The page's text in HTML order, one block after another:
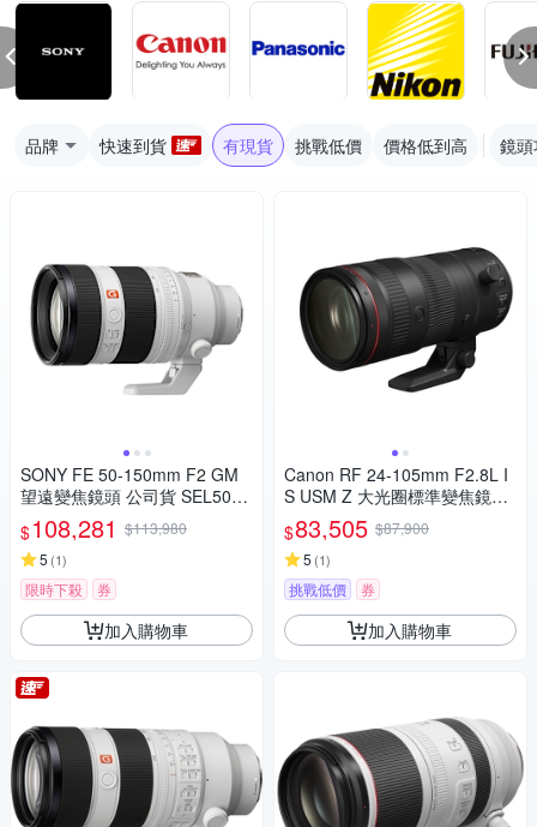
品牌 快速到貨 有現貨 挑戰低價 價格低到高 鏡
SONY FE 50-150mm F2 GM
望遠變焦鏡頭 公司貨 SEL5015
0GM
$108,281 $113,980
5 (1)
限時下殺 券
加入購物車
Canon RF 24-105mm F2.8L I
S USM Z 大光圈標準變焦鏡頭
公司貨
$83,505 $87,900
5 (1)
挑戰低價 券
加入購物車